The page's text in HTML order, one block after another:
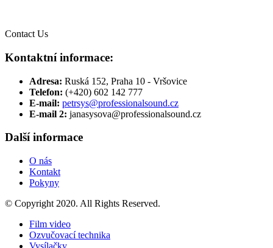
Contact Us
Kontaktní informace:
Adresa: Ruská 152, Praha 10 - Vršovice
Telefon: (+420) 602 142 777
E-mail: petrsys@professionalsound.cz
E-mail 2: janasysova@professionalsound.cz
Další informace
O nás
Kontakt
Pokyny
© Copyright 2020. All Rights Reserved.
Film video
Ozvučovací technika